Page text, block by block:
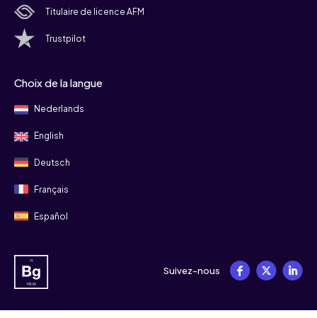
Titulaire de licence AFM
Trustpilot
Choix de la langue
Nederlands
English
Deutsch
Français
Español
Suivez-nous